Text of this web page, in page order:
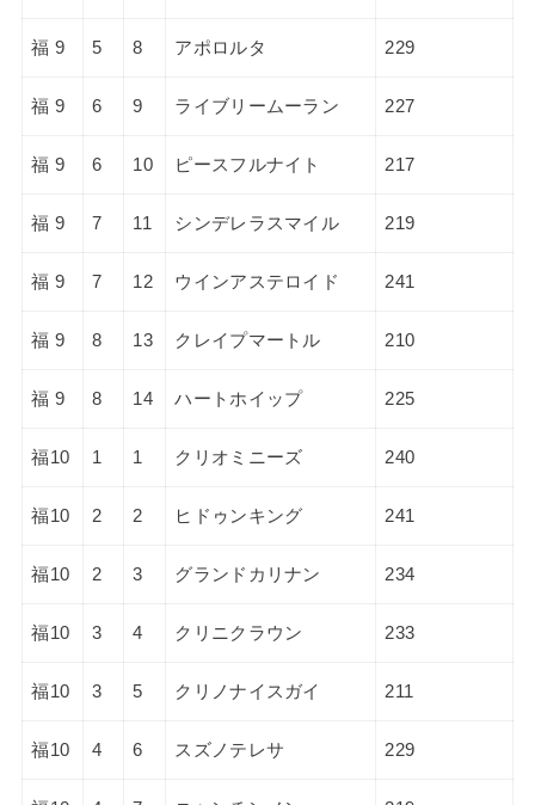
福 9 5 8 アポロルタ 229
福 9 6 9 ライブリームーラン 227
福 9 6 10 ピースフルナイト 217
福 9 7 11 シンデレラスマイル 219
福 9 7 12 ウインアステロイド 241
福 9 8 13 クレイプマートル 210
福 9 8 14 ハートホイップ 225
福10 1 1 クリオミニーズ 240
福10 2 2 ヒドゥンキング 241
福10 2 3 グランドカリナン 234
福10 3 4 クリニクラウン 233
福10 3 5 クリノナイスガイ 211
福10 4 6 スズノテレサ 229